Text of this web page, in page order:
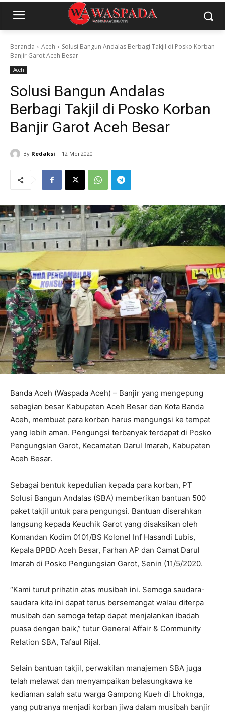
Beranda Aceh
Solusi Bangun Andalas Berbagi Takjil di Posko Korban
Banjir Garot Aceh Besar
Aceh
Solusi Bangun Andalas
Berbagi Takjil di Posko Korban
Banjir Garot Aceh Besar
By Redaksi 12 Mei 2020
Banda Aceh (Waspada Aceh) – Banjir yang mengepung
sebagian besar Kabupaten Aceh Besar dan Kota Banda
Aceh, membuat para korban harus mengungsi ke tempat
yang lebih aman. Pengungsi terbanyak terdapat di Posko
Pengungsian Garot, Kecamatan Darul Imarah, Kabupaten
Aceh Besar.
Sebagai bentuk kepedulian kepada para korban, PT
Solusi Bangun Andalas (SBA) memberikan bantuan 500
paket takjil untuk para pengungsi. Bantuan diserahkan
langsung kepada Keuchik Garot yang disaksikan oleh
Komandan Kodim 0101/BS Kolonel Inf Hasandi Lubis,
Kepala BPBD Aceh Besar, Farhan AP dan Camat Darul
Imarah di Posko Pengungsian Garot, Senin (11/5/2020.
“Kami turut prihatin atas musibah ini. Semoga saudara-
saudara kita ini dapat terus bersemangat walau diterpa
musibah dan semoga tetap dapat menjalankan ibadah
puasa dengan baik,” tutur General Affair & Community
Relation SBA, Tafaul Rijal.
Selain bantuan takjil, perwakilan manajemen SBA juga
telah melawat dan menyampaikan belasungkawa ke
kediaman salah satu warga Gampong Kueh di Lhoknga,
yang putranya menjadi korban jiwa dalam musibah banjir